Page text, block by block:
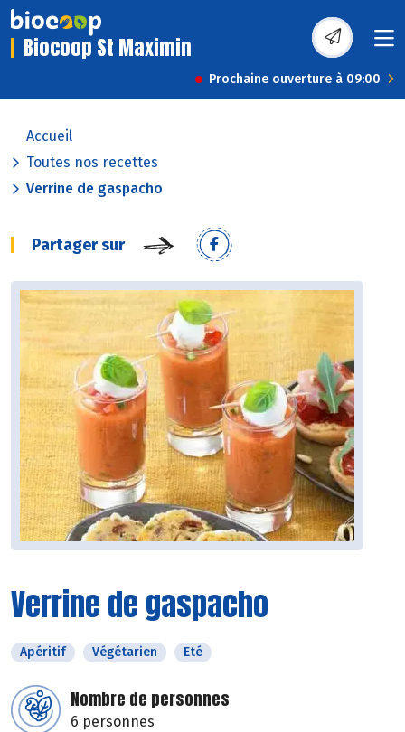
Biocoop St Maximin
Prochaine ouverture à 09:00
Accueil
Toutes nos recettes
Verrine de gaspacho
Partager sur
Verrine de gaspacho
Apéritif Végétarien Eté
Nombre de personnes
6 personnes